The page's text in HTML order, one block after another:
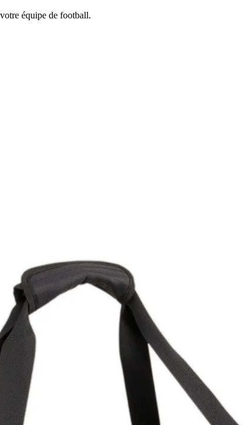
équipe de football.